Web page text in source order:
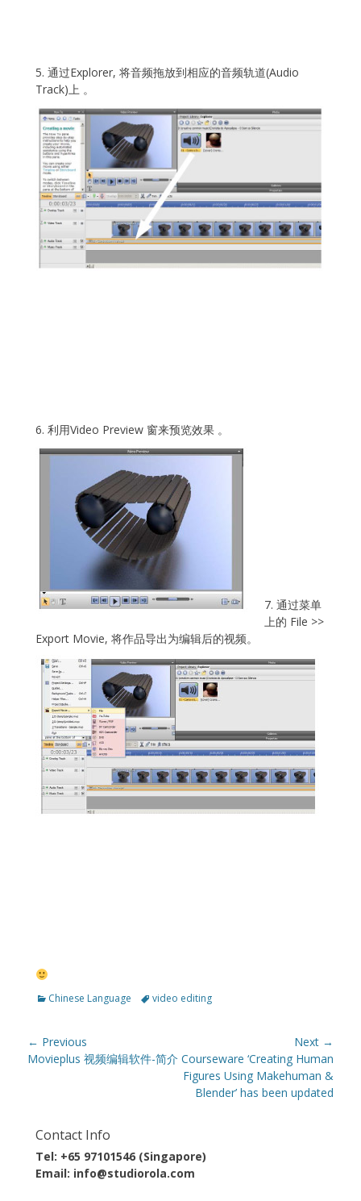
5. 通过Explorer, 将音频拖放到相应的音频轨道(Audio
Track)上 。
6. 利用Video Preview 窗来预览效果 。
7. 通过菜单
上的 File >>
Export Movie, 将作品导出为编辑后的视频。
Categories
Chinese Language Tagsvideo editing
Post
navigation
← Previous
Previous
Movieplus 视频编辑软件-简介
Next →
Next
post:
Courseware ‘Creating Human
Figures Using Makehuman &
Blender’ has been updated
Contact Info
Tel: +65 97101546 (Singapore)
Email: info@studiorola.com